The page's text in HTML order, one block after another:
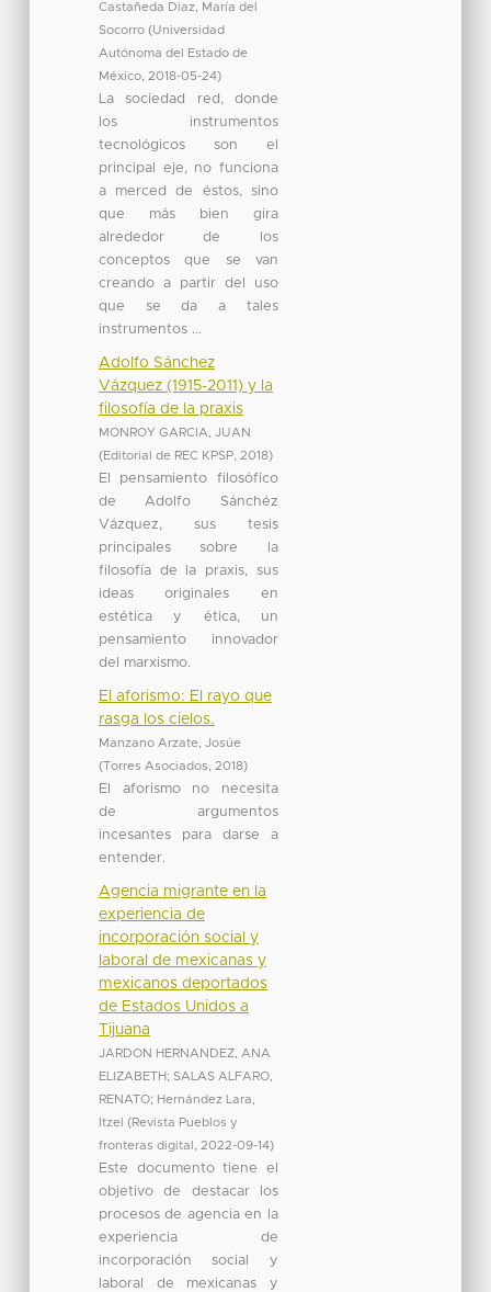
Castañeda Diaz, María del
Socorro (Universidad
Autónoma del Estado de
México, 2018-05-24)
La sociedad red, donde
los instrumentos
tecnológicos son el
principal eje, no funciona
a merced de éstos, sino
que más bien gira
alrededor de los
conceptos que se van
creando a partir del uso
que se da a tales
instrumentos ...
Adolfo Sánchez
Vázquez (1915-2011) y la
filosofía de la praxis
MONROY GARCIA, JUAN
(Editorial de REC KPSP, 2018)
El pensamiento filosófico
de Adolfo Sánchéz
Vázquez, sus tesis
principales sobre la
filosofía de la praxis, sus
ideas originales en
estética y ética, un
pensamiento innovador
del marxismo.
El aforismo: El rayo que
rasga los cielos.
Manzano Arzate, Josúe
(Torres Asociados 2018)
El aforismo no necesita
de argumentos
incesantes para darse a
entender.
Agencia migrante en la
experiencia de
incorporación social y
laboral de mexicanas y
mexicanos deportados
de Estados Unidos a
Tijuana
JARDON HERNANDEZ, ANA
ELIZABETH; SALAS ALFARO,
RENATO; Hernández Lara,
Itzel
(Revista Pueblos y
fronteras digital
2022-09-14)
Este documento tiene el
objetivo de destacar los
procesos de agencia en la
experiencia de
incorporación social y
laboral de mexicanas y